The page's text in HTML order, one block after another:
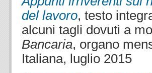
del lavoro, testo
alcuni tagli dovuti a
Bancaria, organo
Italiana, luglio 2015